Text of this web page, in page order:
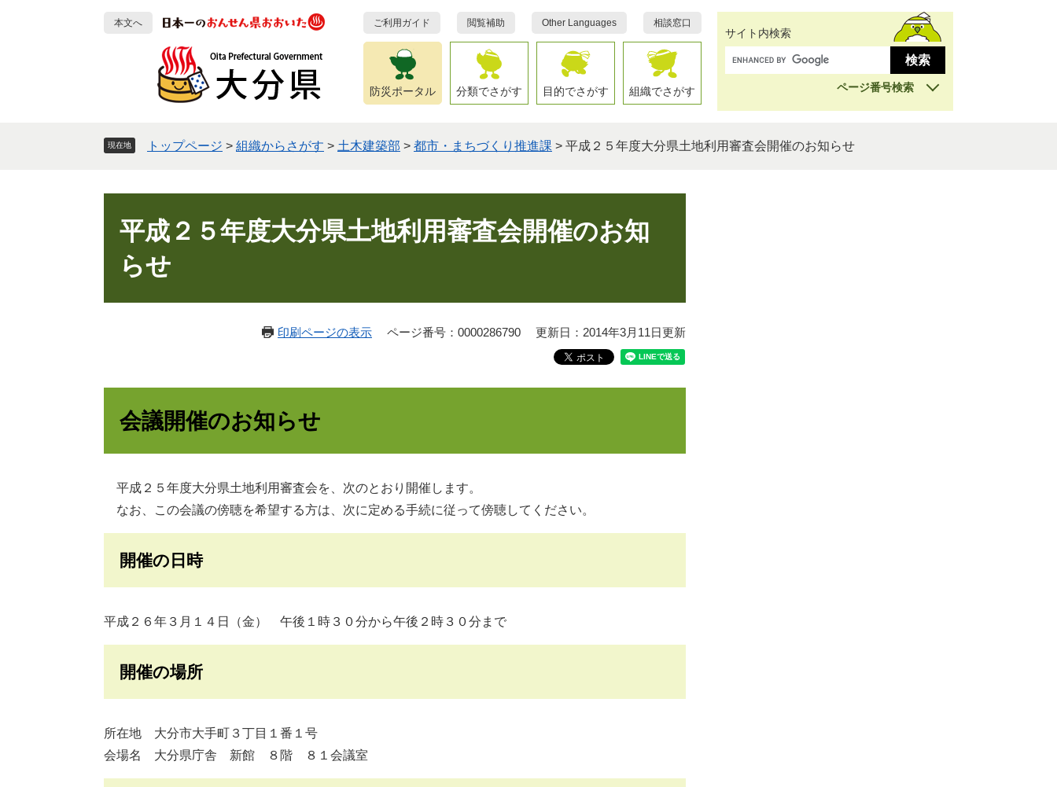
本文へ ご利用ガイド 閲覧補助 Other Languages 相談窓口
防災ポータル 分類でさがす 目的でさがす 組織でさがす
サイト内検索
ページ番号検索
現在地 トップページ > 組織からさがす > 土木建築部 > 都市・まちづくり推進課 > 平成２５年度大分県土地利用審査会開催のお知らせ
平成２５年度大分県土地利用審査会開催のお知
らせ
印刷ページの表示 ページ番号：0000286790 更新日：2014年3月11日更新
会議開催のお知らせ
平成２５年度大分県土地利用審査会を、次のとおり開催します。
なお、この会議の傍聴を希望する方は、次に定める手続に従って傍聴してください。
開催の日時
平成２６年３月１４日（金） 午後１時３０分から午後２時３０分まで
開催の場所
所在地 大分市大手町３丁目１番１号
会場名 大分県庁舎 新館 ８階 ８１会議室